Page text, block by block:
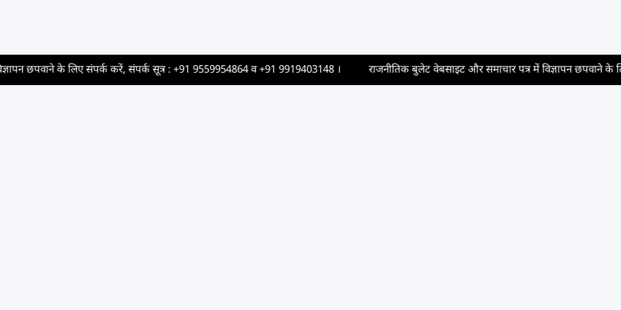
के लिए संपर्क करें, संपर्क सूत्र :+91 9559954864व+91 9919403148। राजनीतिक बुलेट वेबसाइट और समाचार पत्र में विज्ञापन छपवाने के लिए संपर्क